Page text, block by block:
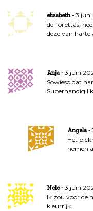
elisabeth
3 juni
de Toilettas,
deze van harte
Anja
3 juni
Sowieso dat
Angela
Het
nemen
Nele
3 juni
Ik zou voor de
kleurrijk.